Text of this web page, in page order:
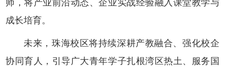
师，将产业前沿动态、企业实战经验融入课堂教学与
成长培育。
未来，珠海校区将持续深耕产教融合、强化校企
协同育人，引导广大青年学子扎根湾区热土、服务国